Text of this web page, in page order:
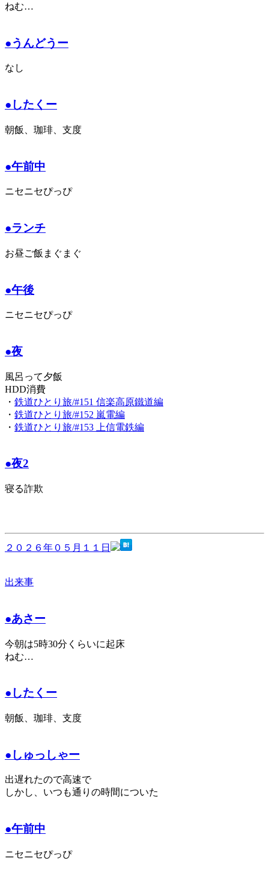
ねむ…
●うんどうー
なし
●したくー
朝飯、珈琲、支度
●午前中
ニセニセぴっぴ
●ランチ
お昼ご飯まぐまぐ
●午後
ニセニセぴっぴ
●夜
風呂って夕飯
HDD消費
・ 鉄道ひとり旅/#151 信楽高原鐵道編
・ 鉄道ひとり旅/#152 嵐電編
・ 鉄道ひとり旅/#153 上信電鉄編
●夜2
寝る詐欺
２０２６年０５月１１日
出来事
●あさー
今朝は5時30分くらいに起床
ねむ…
●したくー
朝飯、珈琲、支度
●しゅっしゃー
出遅れたので高速で
しかし、いつも通りの時間についた
●午前中
ニセニセぴっぴ